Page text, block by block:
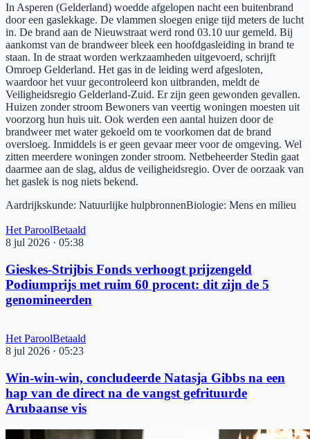
In Asperen (Gelderland) woedde afgelopen nacht een buitenbrand
door een gaslekkage. De vlammen sloegen enige tijd meters de lucht
in. De brand aan de Nieuwstraat werd rond 03.10 uur gemeld. Bij
aankomst van de brandweer bleek een hoofdgasleiding in brand te
staan. In de straat worden werkzaamheden uitgevoerd, schrijft
Omroep Gelderland. Het gas in de leiding werd afgesloten,
waardoor het vuur gecontroleerd kon uitbranden, meldt de
Veiligheidsregio Gelderland-Zuid. Er zijn geen gewonden gevallen.
Huizen zonder stroom Bewoners van veertig woningen moesten uit
voorzorg hun huis uit. Ook werden een aantal huizen door de
brandweer met water gekoeld om te voorkomen dat de brand
oversloeg. Inmiddels is er geen gevaar meer voor de omgeving. Wel
zitten meerdere woningen zonder stroom. Netbeheerder Stedin gaat
daarmee aan de slag, aldus de veiligheidsregio. Over de oorzaak van
het gaslek is nog niets bekend.
Aardrijkskunde: Natuurlijke hulpbronnenBiologie: Mens en milieu
Het ParoolBetaald
8 jul 2026 · 05:38
Gieskes-Strijbis Fonds verhoogt prijzengeld
Podiumprijs met ruim 60 procent: dit zijn de 5
genomineerden
Het ParoolBetaald
8 jul 2026 · 05:23
Win-win-win, concludeerde Natasja Gibbs na een
hap van de direct na de vangst gefrituurde
Arubaanse vis